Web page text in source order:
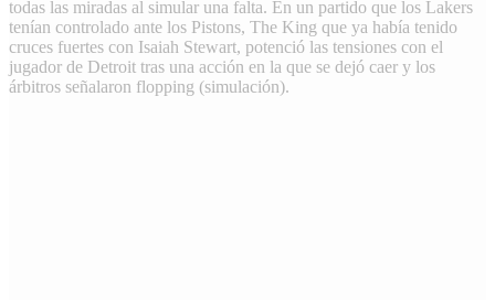
todas las miradas al simular una falta. En un partido que los Lakers
tenían controlado ante los Pistons, The King que ya había tenido
cruces fuertes con Isaiah Stewart, potenció las tensiones con el
jugador de Detroit tras una acción en la que se dejó caer y los
árbitros señalaron flopping (simulación).